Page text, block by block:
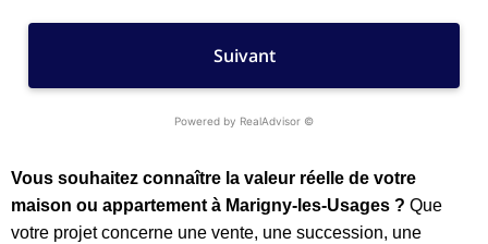
Vous souhaitez connaître la valeur réelle de votre
maison ou appartement à Marigny-les-Usages ? Que
votre projet concerne une vente, une succession, une